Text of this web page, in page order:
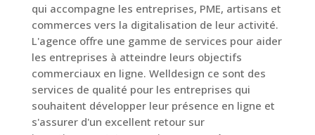
qui accompagne les entreprises, PME, artisans et
commerces vers la digitalisation de leur activité.
L'agence offre une gamme de services pour aider
les entreprises à atteindre leurs objectifs
commerciaux en ligne. Welldesign ce sont des
services de qualité pour les entreprises qui
souhaitent développer leur présence en ligne et
s'assurer d'un excellent retour sur